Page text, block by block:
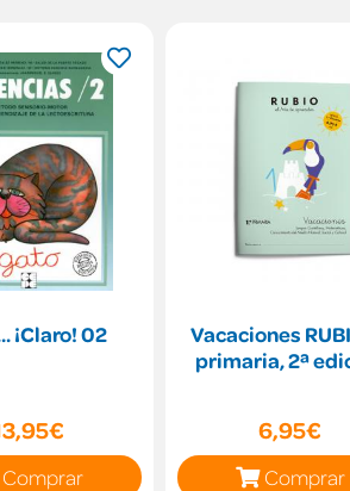
¡Claro! 02
Comprar
Vacaciones
primaria, 2ª
6,95€
Comprar